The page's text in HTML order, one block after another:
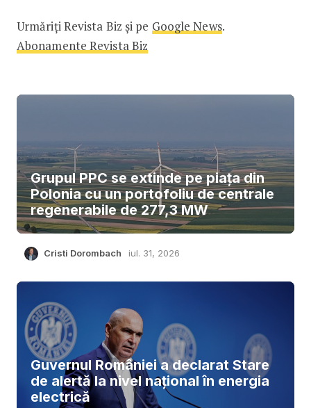
Urmăriți Revista Biz și pe Google News.
Abonamente Revista Biz
Grupul PPC se extinde pe piața din
Polonia cu un portofoliu de centrale
regenerabile de 277,3 MW
Cristi Dorombach iul. 31, 2026
Guvernul României a declarat Stare
de alertă la nivel național în energia
electrică